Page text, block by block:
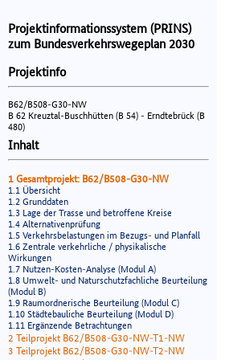
Projektinformationssystem (PRINS)
zum Bundesverkehrswegeplan 2030
Projektinfo
B62/B508-G30-NW
B 62 Kreuztal-Buschhütten (B 54) - Erndtebrück (B
480)
Inhalt
1 Gesamtprojekt: B62/B508-G30-NW
1.1 Übersicht
1.2 Grunddaten
1.3 Lage der Trasse und betroffene Kreise
1.4 Alternativenprüfung
1.5 Verkehrsbelastungen im Bezugs- und Planfall
1.6 Zentrale verkehrliche / physikalische
Wirkungen
1.7 Nutzen-Kosten-Analyse (Modul A)
1.8 Umwelt- und Naturschutzfachliche Beurteilung
(Modul B)
1.9 Raumordnerische Beurteilung (Modul C)
1.10 Städtebauliche Beurteilung (Modul D)
1.11 Ergänzende Betrachtungen
2 Teilprojekt B62/B508-G30-NW-T1-NW
3 Teilprojekt B62/B508-G30-NW-T2-NW